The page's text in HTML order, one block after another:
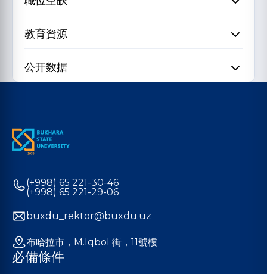
教育資源
公开数据
(+998) 65 221-30-46
(+998) 65 221-29-06
buxdu_rektor@buxdu.uz
布哈拉市，M.Iqbol 街，11號樓
必備條件